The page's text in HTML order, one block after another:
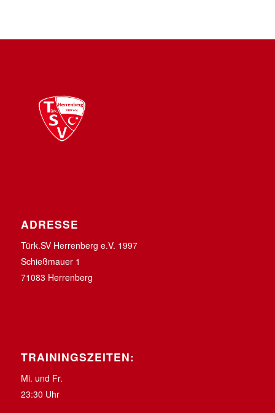
ADRESSE
Türk.SV Herrenberg e.V. 1997
Schießmauer 1
71083 Herrenberg
TRAININGSZEITEN:
Mi. und Fr.
23:30 Uhr